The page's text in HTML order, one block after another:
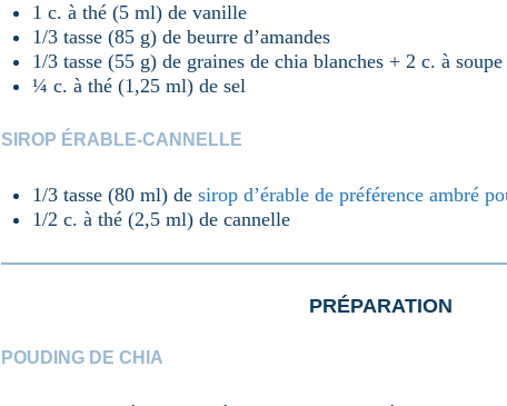
1 c. à thé (5 ml) de vanille
1/3 tasse (85 g) de beurre d’amandes
1/3 tasse (55 g) de graines de chia blanches + 2 c. à
¼ c. à thé (1,25 ml) de sel
SIROP ÉRABLE-CANNELLE
1/3 tasse (80 ml) de sirop d’érable de préférence ambré
1/2 c. à thé (2,5 ml) de cannelle
PRÉPARATION
POUDING DE CHIA